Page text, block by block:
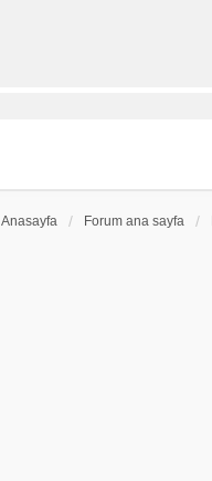
Anasayfa Forum ana sayfa